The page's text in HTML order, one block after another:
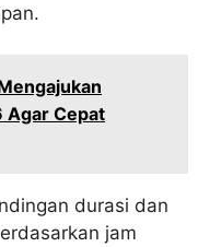
Agar Cepat
durasi dan
jam